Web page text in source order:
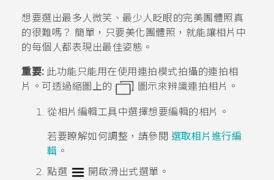
應用程式
登入
想要選出最多人微笑、最少人眨眼的完美團體照真
的很難嗎？ 簡單，只要美化團體照，就能讓相片中
的每個人都表現出最佳姿態。
重要:此功能只能用在使用連拍模式拍攝的連拍相
片。可透過縮圖上的
圖示來辨識連拍相片。
從相片編輯工具中選擇想要編輯的相片。
若要瞭解如何調整，請參閱 選取相片進行編
輯 。
點選
開啟滑出式選單。